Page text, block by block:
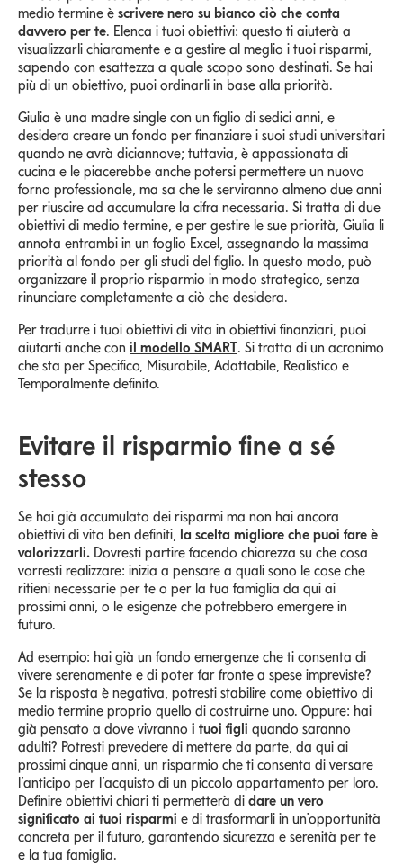
medio termine è scrivere nero su bianco ciò che conta
davvero per te. Elenca i tuoi obiettivi: questo ti aiuterà a
visualizzarli chiaramente e a gestire al meglio i tuoi risparmi,
sapendo con esattezza a quale scopo sono destinati. Se hai
più di un obiettivo, puoi ordinarli in base alla priorità.
Giulia è una madre single con un figlio di sedici anni, e
desidera creare un fondo per finanziare i suoi studi universitari
quando ne avrà diciannove; tuttavia, è appassionata di
cucina e le piacerebbe anche potersi permettere un nuovo
forno professionale, ma sa che le serviranno almeno due anni
per riuscire ad accumulare la cifra necessaria. Si tratta di due
obiettivi di medio termine, e per gestire le sue priorità, Giulia li
annota entrambi in un foglio Excel, assegnando la massima
priorità al fondo per gli studi del figlio. In questo modo, può
organizzare il proprio risparmio in modo strategico, senza
rinunciare completamente a ciò che desidera.
Per tradurre i tuoi obiettivi di vita in obiettivi finanziari, puoi
aiutarti anche con il modello SMART. Si tratta di un acronimo
che sta per Specifico, Misurabile, Adattabile, Realistico e
Temporalmente definito.
Evitare il risparmio fine a sé
stesso
Se hai già accumulato dei risparmi ma non hai ancora
obiettivi di vita ben definiti, la scelta migliore che puoi fare è
valorizzarli. Dovresti partire facendo chiarezza su che cosa
vorresti realizzare: inizia a pensare a quali sono le cose che
ritieni necessarie per te o per la tua famiglia da qui ai
prossimi anni, o le esigenze che potrebbero emergere in
futuro.
Ad esempio: hai già un fondo emergenze che ti consenta di
vivere serenamente e di poter far fronte a spese impreviste?
Se la risposta è negativa, potresti stabilire come obiettivo di
medio termine proprio quello di costruirne uno. Oppure: hai
già pensato a dove vivranno i tuoi figli quando saranno
adulti? Potresti prevedere di mettere da parte, da qui ai
prossimi cinque anni, un risparmio che ti consenta di versare
l’anticipo per l’acquisto di un piccolo appartamento per loro.
Definire obiettivi chiari ti permetterà di dare un vero
significato ai tuoi risparmi e di trasformarli in un'opportunità
concreta per il futuro, garantendo sicurezza e serenità per te
e la tua famiglia.